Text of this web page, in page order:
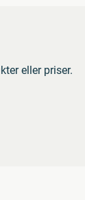
eller priser.